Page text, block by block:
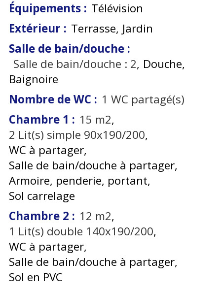
Équipements : Télévision
Extérieur : Terrasse Jardin
Salle de bain/douche :
Salle de bain/douche : 2 Douche
Baignoire
Nombre de WC : 1 WC partagé(s)
Chambre 1 : 15 m2
2 Lit(s) simple 90x190/200
WC à partager
Salle de bain/douche à partager
Armoire, penderie, portant
Sol carrelage
Chambre 2 : 12 m2
1 Lit(s) double 140x190/200
WC à partager
Salle de bain/douche à partager
Sol en PVC